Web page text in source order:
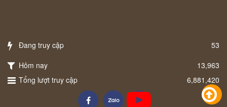
Đang truy cập
53
Hôm nay
13,963
Tổng lượt truy cập
6,881,420